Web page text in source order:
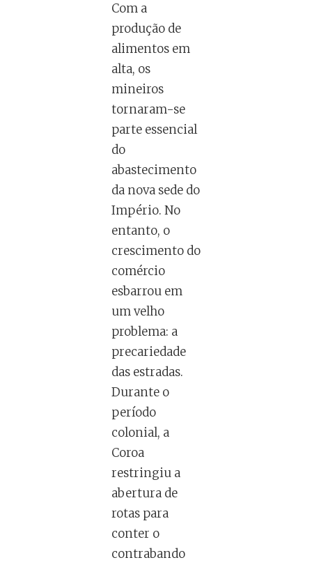
Com a
produção de
alimentos em
alta, os
mineiros
tornaram-se
parte essencial
do
abastecimento
da nova sede do
Império. No
entanto, o
crescimento do
comércio
esbarrou em
um velho
problema: a
precariedade
das estradas.
Durante o
período
colonial, a
Coroa
restringiu a
abertura de
rotas para
conter o
contrabando